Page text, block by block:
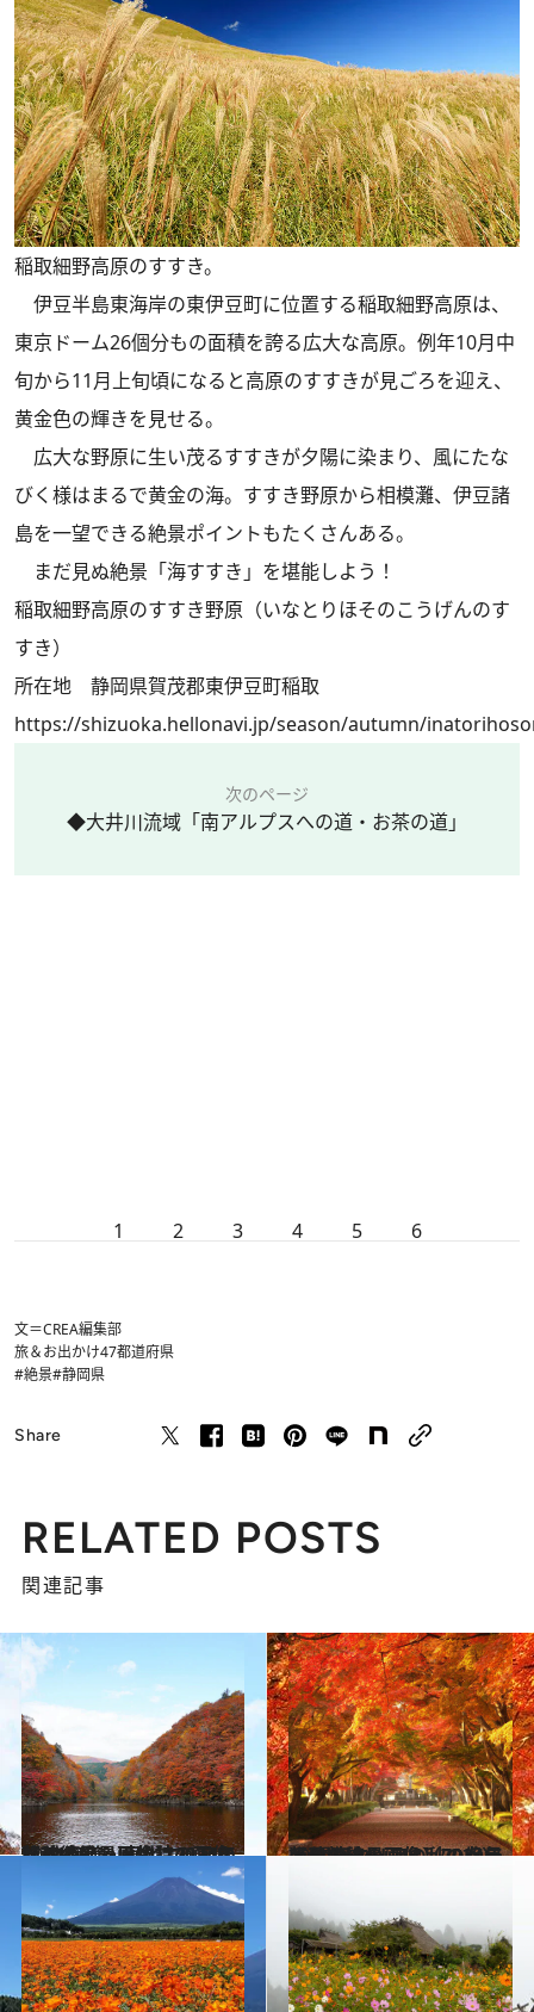
稲取細野高原のすすき。
伊豆半島東海岸の東伊豆町に位置する稲取細野高原は、
東京ドーム26個分もの面積を誇る広大な高原。例年10月中
旬から11月上旬頃になると高原のすすきが見ごろを迎え、
黄金色の輝きを見せる。
広大な野原に生い茂るすすきが夕陽に染まり、風にたな
びく様はまるで黄金の海。すすき野原から相模灘、伊豆諸
島を一望できる絶景ポイントもたくさんある。
まだ見ぬ絶景「海すすき」を堪能しよう！
稲取細野高原のすすき野原（いなとりほそのこうげんのす
すき）
所在地 静岡県賀茂郡東伊豆町稲取
https://shizuoka.hellonavi.jp/season/autumn/
次のページ
◆大井川流域「南アルプスへの道・お茶の道」
1 2 3 4 5 6
文＝CREA編集部
旅＆お出かけ47都道府県
#絶景#静岡県
Share
RELATED POSTS
関連記事
2024.9.21
【秋の絶景画像】2024年版 北海道・東北エリアの秋の絶景＆風物詩の画像（70点）
旅＆お出かけ 2024.9.24
【秋の絶景画像】2024年版 関東エリアの秋の絶景＆風物詩の画像（70点）
旅＆お出かけ